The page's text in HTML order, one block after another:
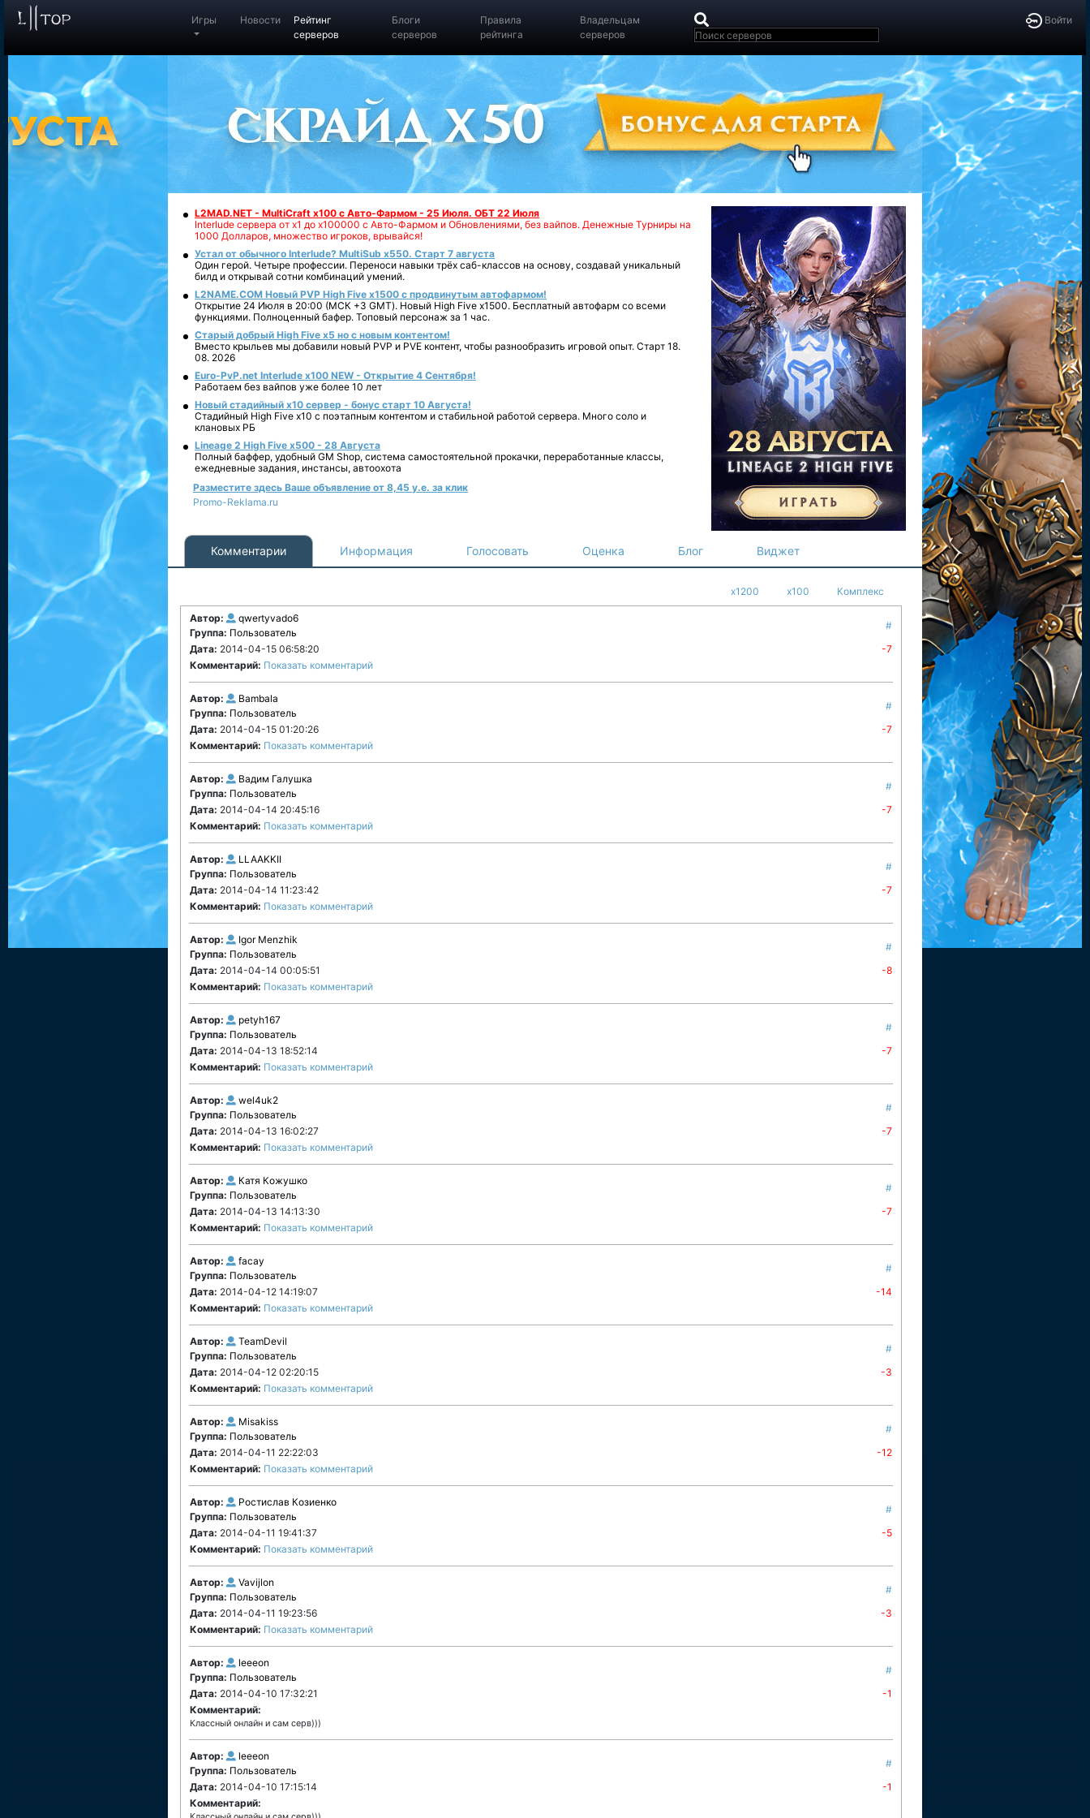
Войти
Игры Новости
Рейтинг
серверов
Блоги
серверов
Правила
рейтинга
Владельцам
серверов
L2MAD.NET - MultiCraft x100 с Авто-Фармом - 25 Июля. ОБТ 22 Июля
Interlude сервера от х1 до х100000 с Авто-Фармом и Обновлениями, без вайпов. Денежные Турниры на
1000 Долларов, множество игроков, врывайся!
Устал от обычного Interlude? MultiSub x550. Старт 7 августа
Один герой. Четыре профессии. Переноси навыки трёх саб-классов на основу, создавай уникальный
билд и открывай сотни комбинаций умений.
L2NAME.COM Новый PVP High Five x1500 с продвинутым автофармом!
Открытие 24 Июля в 20:00 (МСК +3 GMT). Новый High Five x1500. Бесплатный автофарм со всеми
функциями. Полноценный бафер. Топовый персонаж за 1 час.
Старый добрый High Five x5 но с новым контентом!
Вместо крыльев мы добавили новый PVP и PVE контент, чтобы разнообразить игровой опыт. Старт 18.
08. 2026
Euro-PvP.net Interlude х100 NEW - Открытие 4 Сентября!
Работаем без вайпов уже более 10 лет
Новый стадийный х10 сервер - бонус старт 10 Августа!
Стадийный High Five x10 с поэтапным контентом и стабильной работой сервера. Много соло и
клановых РБ
Lineage 2 High Five x500 - 28 Августа
Полный баффер, удобный GM Shop, система самостоятельной прокачки, переработанные классы,
ежедневные задания, инстансы, автоохота
Разместите здесь Ваше объявление от 8,45 у.е. за клик
Promo-Reklama.ru
Комментарии Информация Голосовать Оценка Блог Виджет
x1200 x100 Комплекс
Автор:
qwertyvado6
Группа: Пользователь
#
Дата: 2014-04-15 06:58:20
-7
Комментарий: Показать комментарий
Автор:
Bambala
Группа: Пользователь
#
Дата: 2014-04-15 01:20:26
-7
Комментарий: Показать комментарий
Автор:
Вадим Галушка
Группа: Пользователь
#
Дата: 2014-04-14 20:45:16
-7
Комментарий: Показать комментарий
Автор:
LLAAKKII
Группа: Пользователь
#
Дата: 2014-04-14 11:23:42
-7
Комментарий: Показать комментарий
Автор:
Igor Menzhik
Группа: Пользователь
#
Дата: 2014-04-14 00:05:51
-8
Комментарий: Показать комментарий
Автор:
petyh167
Группа: Пользователь
#
Дата: 2014-04-13 18:52:14
-7
Комментарий: Показать комментарий
Автор:
wel4uk2
Группа: Пользователь
#
Дата: 2014-04-13 16:02:27
-7
Комментарий: Показать комментарий
Автор:
Катя Кожушко
Группа: Пользователь
#
Дата: 2014-04-13 14:13:30
-7
Комментарий: Показать комментарий
Автор:
facay
Группа: Пользователь
#
Дата: 2014-04-12 14:19:07
-14
Комментарий: Показать комментарий
Автор:
TeamDevil
Группа: Пользователь
#
Дата: 2014-04-12 02:20:15
-3
Комментарий: Показать комментарий
Автор:
Misakiss
Группа: Пользователь
#
Дата: 2014-04-11 22:22:03
-12
Комментарий: Показать комментарий
Автор:
Ростислав Козиенко
Группа: Пользователь
#
Дата: 2014-04-11 19:41:37
-5
Комментарий: Показать комментарий
Автор:
Vavijlon
Группа: Пользователь
#
Дата: 2014-04-11 19:23:56
-3
Комментарий: Показать комментарий
Автор:
leeeon
Группа: Пользователь
#
Дата: 2014-04-10 17:32:21
-1
Комментарий:
Классный онлайн и сам серв)))
Автор:
leeeon
Группа: Пользователь
#
Дата: 2014-04-10 17:15:14
-1
Комментарий: